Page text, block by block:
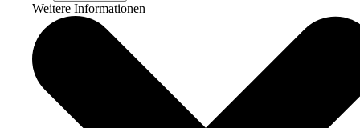
Weitere Informationen